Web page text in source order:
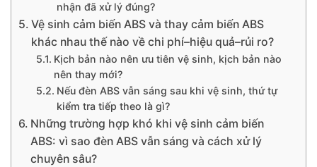
nhận đã xử lý đúng?
Vệ sinh cảm biến ABS và thay cảm biến ABS
khác nhau thế nào về chi phí–hiệu quả–rủi ro?
Kịch bản nào nên ưu tiên vệ sinh, kịch bản nào
nên thay mới?
Nếu đèn ABS vẫn sáng sau khi vệ sinh, thứ tự
kiểm tra tiếp theo là gì?
Những trường hợp khó khi vệ sinh cảm biến
ABS: vì sao đèn ABS vẫn sáng và cách xử lý
chuyên sâu?